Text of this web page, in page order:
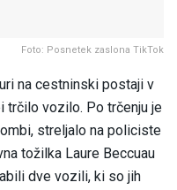
Foto: Posnetek zaslona TikTok
na cestninski postaji v
trčilo vozilo. Po trčenju je
streljalo na policiste
tožilka Laure Beccuau
dve vozili, ki so jih